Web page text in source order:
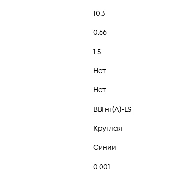
10.3
0.66
1.5
Нет
Нет
ВВГнг(А)-LS
Круглая
Синий
0.001